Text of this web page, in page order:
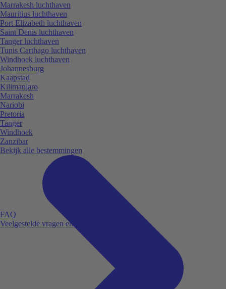
FAQ
Veelgestelde vragen en antwoorden.
Marrakesh luchthaven
Mauritius luchthaven
Port Elizabeth luchthaven
Saint Denis luchthaven
Tanger luchthaven
Tunis Carthago luchthaven
Windhoek luchthaven
Johannesburg
Kaapstad
Kilimanjaro
Marrakesh
Nariobi
Pretoria
Tanger
Windhoek
Zanzibar
Bekijk alle bestemmingen